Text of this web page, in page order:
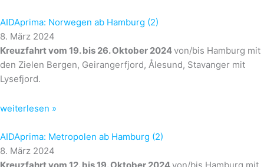
AIDAprima: Norwegen ab Hamburg (2)
8. März 2024
Kreuzfahrt vom 19. bis 26. Oktober 2024von/bis Hamburg mit
den Zielen Bergen, Geirangerfjord, Ålesund, Stavanger mit
Lysefjord.
weiterlesen »
AIDAprima: Metropolen ab Hamburg (2)
8. März 2024